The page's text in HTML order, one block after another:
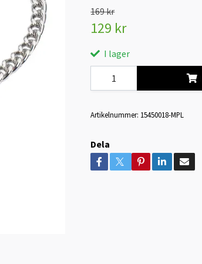
169 kr
129 kr
I lager
Artikelnummer: 15450018-MPL
Dela